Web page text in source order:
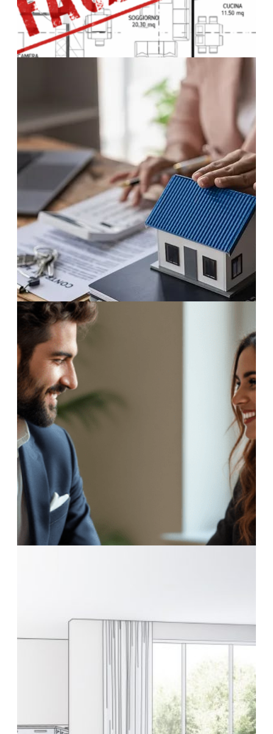
3 Aprile 2026
Documentazione catastale e urbanistica:
perché blocca la vendita della casa
30 Marzo 2026
Valutazione immobiliare professionale:
perché quella online non basta?
Si può vendere casa con mutuo in corso?
Tutto quello che devi sapere (e perché molti
sbagliano approccio)